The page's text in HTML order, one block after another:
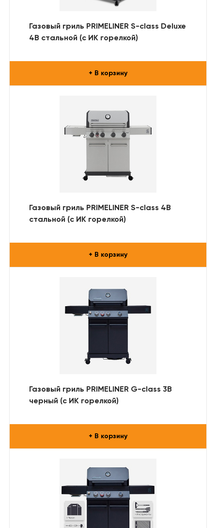
Газовый гриль PRIMELINER S-class Deluxe
4B стальной (с ИК горелкой)
+ В корзину
Газовый гриль PRIMELINER S-class 4B
стальной (с ИК горелкой)
+ В корзину
Газовый гриль PRIMELINER G-class 3B
черный (с ИК горелкой)
+ В корзину